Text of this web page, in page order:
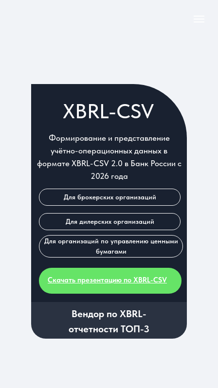
XBRL-CSV
Формирование и представление
учётно-операционных данных в
формате XBRL-CSV 2.0 в Банк России с
2026 года
Для организаций по управлению ценными
бумагами
Для брокерских организаций
Для дилерских организаций
Вендор по XBRL-
отчетности ТОП-3
Скачать презентацию по XBRL-CSV